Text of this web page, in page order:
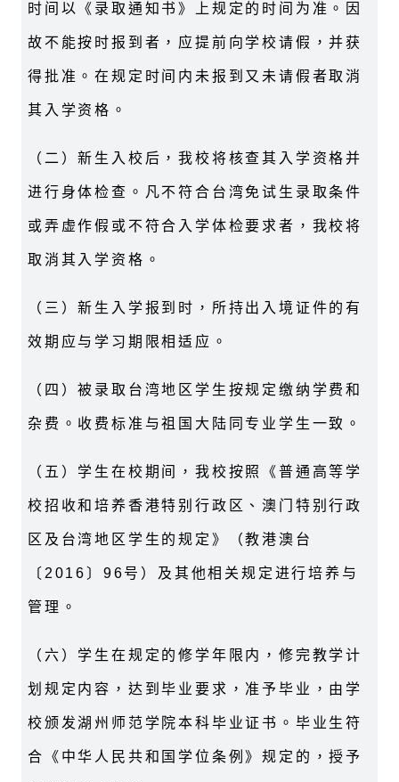
时间以《录取通知书》上规定的时间为准。因
故不能按时报到者，应提前向学校请假，并获
得批准。在规定时间内未报到又未请假者取消
其入学资格。
（二）新生入校后，我校将核查其入学资格并
进行身体检查。凡不符合台湾免试生录取条件
或弄虚作假或不符合入学体检要求者，我校将
取消其入学资格。
（三）新生入学报到时，所持出入境证件的有
效期应与学习期限相适应。
（四）被录取台湾地区学生按规定缴纳学费和
杂费。收费标准与祖国大陆同专业学生一致。
（五）学生在校期间，我校按照《普通高等学
校招收和培养香港特别行政区、澳门特别行政
区及台湾地区学生的规定》（教港澳台
〔2016〕96号）及其他相关规定进行培养与
管理。
（六）学生在规定的修学年限内，修完教学计
划规定内容，达到毕业要求，准予毕业，由学
校颁发湖州师范学院本科毕业证书。毕业生符
合《中华人民共和国学位条例》规定的，授予